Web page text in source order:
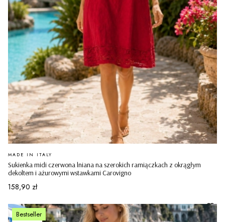
Sukienka midi czerwona lniana na szerokich ramiączkach z okrągłym
dekoltem i ażurowymi wstawkami Carovigno
PRODUCENT
MADE IN ITALY
Cena
158,90 zł
Bestseller